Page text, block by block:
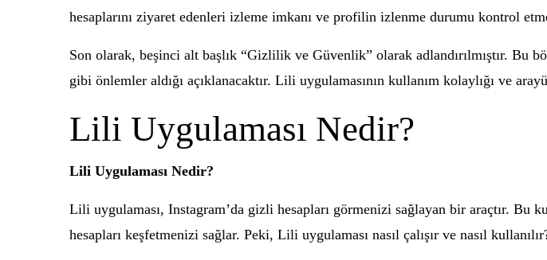
hesaplarını ziyaret edenleri izleme imkanı ve profilin izlenme durumu kontrol
Son olarak, beşinci alt başlık “Gizlilik ve Güvenlik” olarak adlandırılmıştır. Bu
gibi önlemler aldığı açıklanacaktır. Lili uygulamasının kullanım kolaylığı ve
Lili Uygulaması Nedir?
Lili Uygulaması Nedir?
Lili uygulaması, Instagram’da gizli hesapları görmenizi sağlayan bir araçtır. Bu
hesapları keşfetmenizi sağlar. Peki, Lili uygulaması nasıl çalışır ve nasıl